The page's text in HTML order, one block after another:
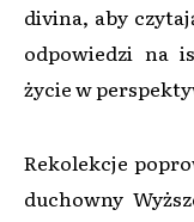
divina, aby
odpowiedzi na
życie w
Rekolekcje
duchowny